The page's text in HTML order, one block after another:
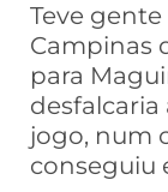
Teve
Campinas
para
jogo, num
conseguiu